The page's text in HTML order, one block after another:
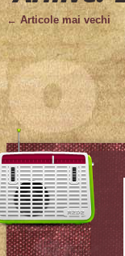
← Articole mai vechi